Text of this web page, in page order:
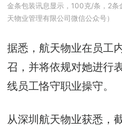
金条包装讯息显示，100克/条，2
天物业管理有限公司微信公众号）
据悉，航天物业在员工
召，并将依规对她进行
线员工恪守职业操守。
从深圳航天物业获悉，